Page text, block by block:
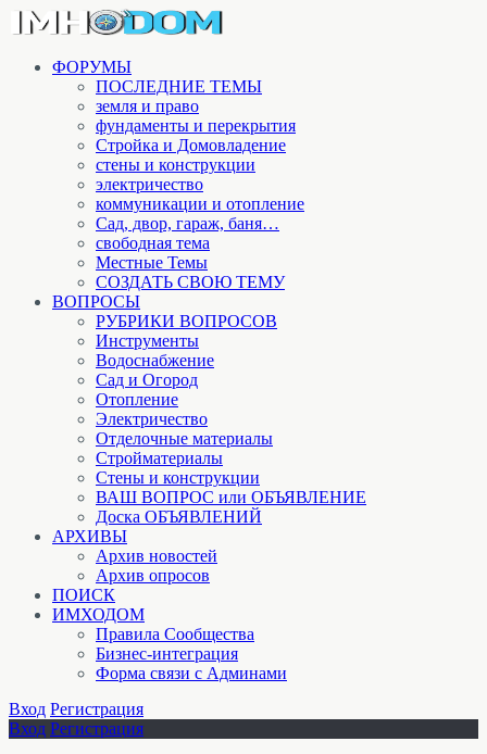
ФОРУМЫ
ПОСЛЕДНИЕ ТЕМЫ
земля и право
фундаменты и перекрытия
Стройка и Домовладение
стены и конструкции
электричество
коммуникации и отопление
Cад, двор, гараж, баня…
свободная тема
Местные Темы
СОЗДАТЬ СВОЮ ТЕМУ
ВОПРОСЫ
РУБРИКИ ВОПРОСОВ
Инструменты
Водоснабжение
Сад и Огород
Отопление
Электричество
Отделочные материалы
Стройматериалы
Стены и конструкции
ВАШ ВОПРОС или ОБЪЯВЛЕНИЕ
Доска ОБЪЯВЛЕНИЙ
АРХИВЫ
Архив новостей
Архив опросов
ПОИСК
ИМХОДОМ
Правила Сообщества
Бизнес-интеграция
Форма связи с Админами
Вход Регистрация
Вход Регистрация